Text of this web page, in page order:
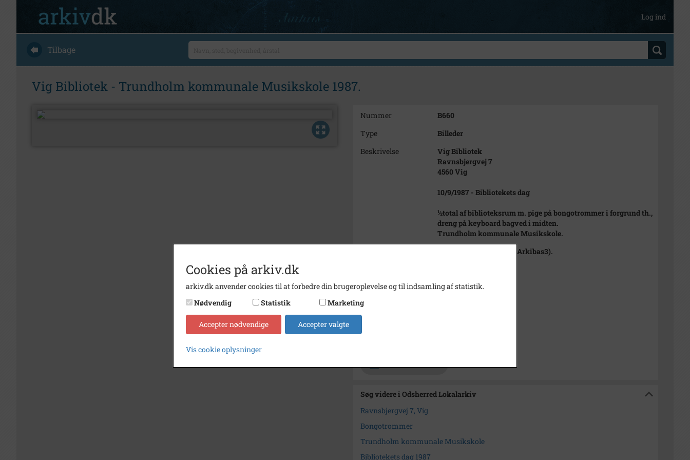
Log ind
Tilbage
Vig Bibliotek - Trundholm kommunale Musikskole 1987.
Nummer
B660
Type
Billeder
Beskrivelse
Vig Bibliotek
Ravnsbjergvej 7
4560 Vig
10/9/1987 - Bibliotekets dag
½total af biblioteksrum m. pige på bongotrommer i forgrund th.,
dreng på keyboard bagved i midten.
Trundholm kommunale Musikskole.
Journalnr. 1988/179-10(Arkibas3).
Dateringsnote
1987
Fotograf
Søg videre i Odsherred Lokalarkiv
Ravnsbjergvej 7, Vig
Bongotrommer
Trundholm kommunale Musikskole
Bibliotekets dag 1987
Cookies på arkiv.dk
arkiv.dk anvender cookies til at forbedre din brugeroplevelse og til indsamling af statistik.
Nødvendig
Statistik Marketing
Accepter nødvendige Accepter valgte
Vis cookie oplysninger